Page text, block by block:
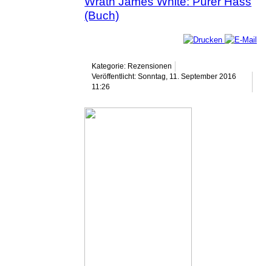
(Buch)
Kategorie: Rezensionen
Veröffentlicht: Sonntag, 11. September 2016
11:26